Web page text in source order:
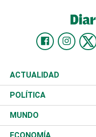
ACTUALIDAD
Nacional
Ciudad
Educación
POLÍTICA
Partidos
JCE
MUNDO
Estados Unidos
ECONOMÍA